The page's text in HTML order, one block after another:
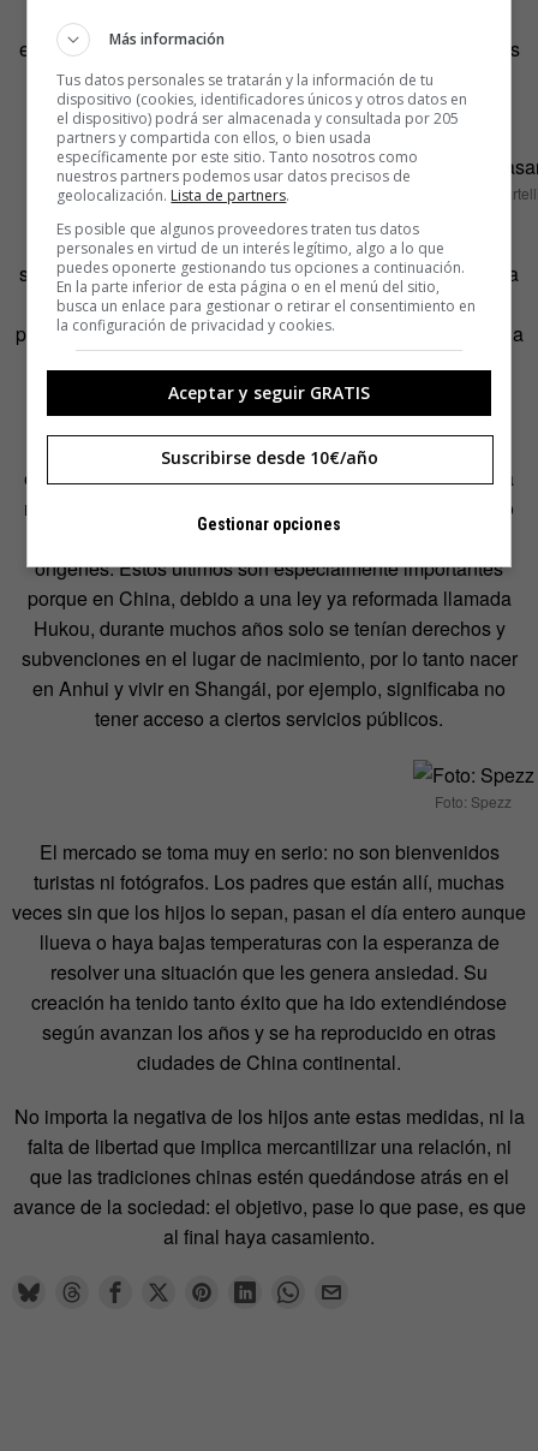
reúnen padres y madres chinos con «anuncios» que
exponen a sus hijos. Los cuelgan en paraguas, en cuerdas
improvisadas y plastifican las hojas para que no se
estropeen.
Foto: Luca
La idea es que si alguien resulta interesado en los
susodichos, intercambien contactos y ocasionen una cita a
ciegas, sin el conocimiento de sus hijos. La situación
perfecta es que estos no se enteren de que su encuentro ha
sido organizado, pero conecten entre ellos y empiecen a
frecuentarse.
Los anuncios, lejos de hablar sobre la personalidad de
estos jóvenes, incluyen detalles como la edad, el peso (la
mayoría no incluyen fotografía), la cantidad de másteres o
carreras que han estudiado, el sueldo que cobran y los
orígenes. Estos últimos son especialmente importantes
porque en China, debido a una ley ya reformada llamada
Hukou, durante muchos años solo se tenían derechos y
subvenciones en el lugar de nacimiento, por lo tanto nacer
en Anhui y vivir en Shangái, por ejemplo, significaba no
tener acceso a ciertos servicios públicos.
Foto: Spezz
El mercado se toma muy en serio: no son bienvenidos
turistas ni fotógrafos. Los padres que están allí, muchas
veces sin que los hijos lo sepan, pasan el día entero aunque
llueva o haya bajas temperaturas con la esperanza de
resolver una situación que les genera ansiedad. Su
creación ha tenido tanto éxito que ha ido extendiéndose
según avanzan los años y se ha reproducido en otras
ciudades de China continental.
No importa la negativa de los hijos ante estas medidas, ni la
falta de libertad que implica mercantilizar una relación, ni
que las tradiciones chinas estén quedándose atrás en el
avance de la sociedad: el objetivo, pase lo que pase, es que
al final haya casamiento.
Más información
Tus datos personales se tratarán y la información de tu
dispositivo (cookies, identificadores únicos y otros datos en
el dispositivo) podrá ser almacenada y consultada por 205
partners y compartida con ellos, o bien usada
específicamente por este sitio. Tanto nosotros como
nuestros partners podemos usar datos precisos de
geolocalización. Lista de partners.
Es posible que algunos proveedores traten tus datos
personales en virtud de un interés legítimo, algo a lo que
puedes oponerte gestionando tus opciones a continuación.
En la parte inferior de esta página o en el menú del sitio,
busca un enlace para gestionar o retirar el consentimiento en
la configuración de privacidad y cookies.
Aceptar y seguir GRATIS
Suscribirse desde 10€/año
Gestionar opciones